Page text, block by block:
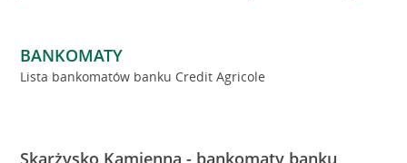
BANKOMATY
Lista bankomatów banku Credit Agricole
Skarżysko Kamienna - bankomaty banku